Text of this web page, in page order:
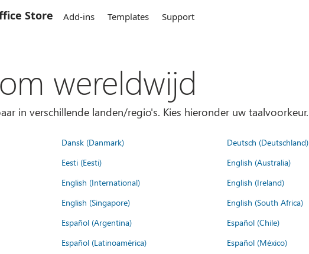
Store Add-ins Templates Support
wereldwijd
in verschillende landen/regio's. Kies hieronder uw taalvoorkeur.
Dansk (Danmark) Deutsch (Deutschland)
Eesti (Eesti) English (Australia)
English (International) English (Ireland)
English (Singapore) English (South Africa)
Español (Argentina) Español (Chile)
Español (Latinoamérica) Español (México)